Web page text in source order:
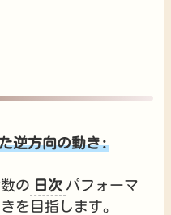
逆方向の動き:
の 日次 パフォーマ
を目指します。